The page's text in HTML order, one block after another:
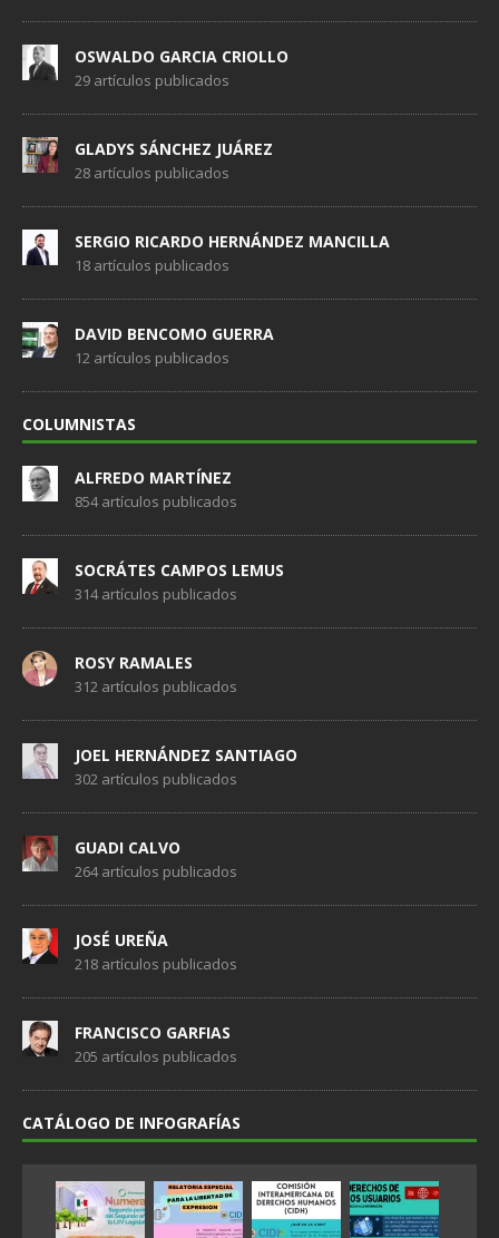
OSWALDO GARCIA CRIOLLO
29 artículos publicados
GLADYS SÁNCHEZ JUÁREZ
28 artículos publicados
SERGIO RICARDO HERNÁNDEZ MANCILLA
18 artículos publicados
DAVID BENCOMO GUERRA
12 artículos publicados
COLUMNISTAS
ALFREDO MARTÍNEZ
854 artículos publicados
SOCRÁTES CAMPOS LEMUS
314 artículos publicados
ROSY RAMALES
312 artículos publicados
JOEL HERNÁNDEZ SANTIAGO
302 artículos publicados
GUADI CALVO
264 artículos publicados
JOSÉ UREÑA
218 artículos publicados
FRANCISCO GARFIAS
205 artículos publicados
CATÁLOGO DE INFOGRAFÍAS